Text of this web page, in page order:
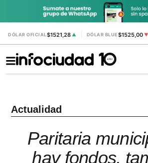
DÓLAR OFICIAL$1521,28 ▲ DÓLAR BLUE$1525,00 ▼
Actualidad
Paritaria
hay fondos,